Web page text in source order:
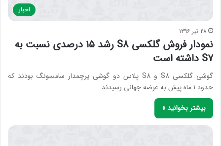
اخبار
28 تیر 1396
نمودار فروش گلکسی S8 رشد ۱۵ درصدی نسبت به
S7 داشته است
گوشی گلکسی S8 و S8 پلاس دو گوشی پرچمدار سامسونگ بودند که
حدود ۱ ماه پیش به عرضه جهانی رسیدند.…
بیشتر بخوانید »